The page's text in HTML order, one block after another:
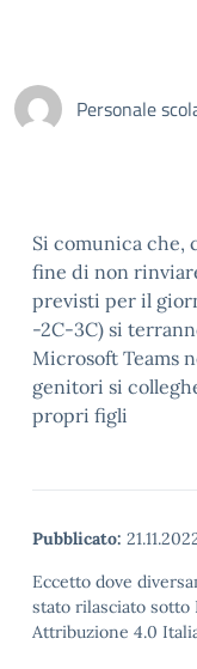
Personale
Si comunica che,
fine di non
previsti per il
-2C-3C) si
Microsoft Teams
genitori si
propri figli
Pubblicato:
Eccetto dove
stato rilasciato sotto
Attribuzione 4.0